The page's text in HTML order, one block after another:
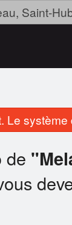
Saint-
Le
de